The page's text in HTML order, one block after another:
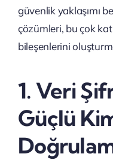
güvenlik yaklaşımı
çözümleri, bu çok
bileşenlerini
1. Veri
Güçlü